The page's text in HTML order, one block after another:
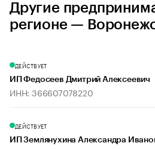
Другие
регионе —
ДЕЙСТВУЕТ
ИП Федосеев Дмитрий Алексеевич
ИНН: 366607078220
ДЕЙСТВУЕТ
ИП Землянухина Александра